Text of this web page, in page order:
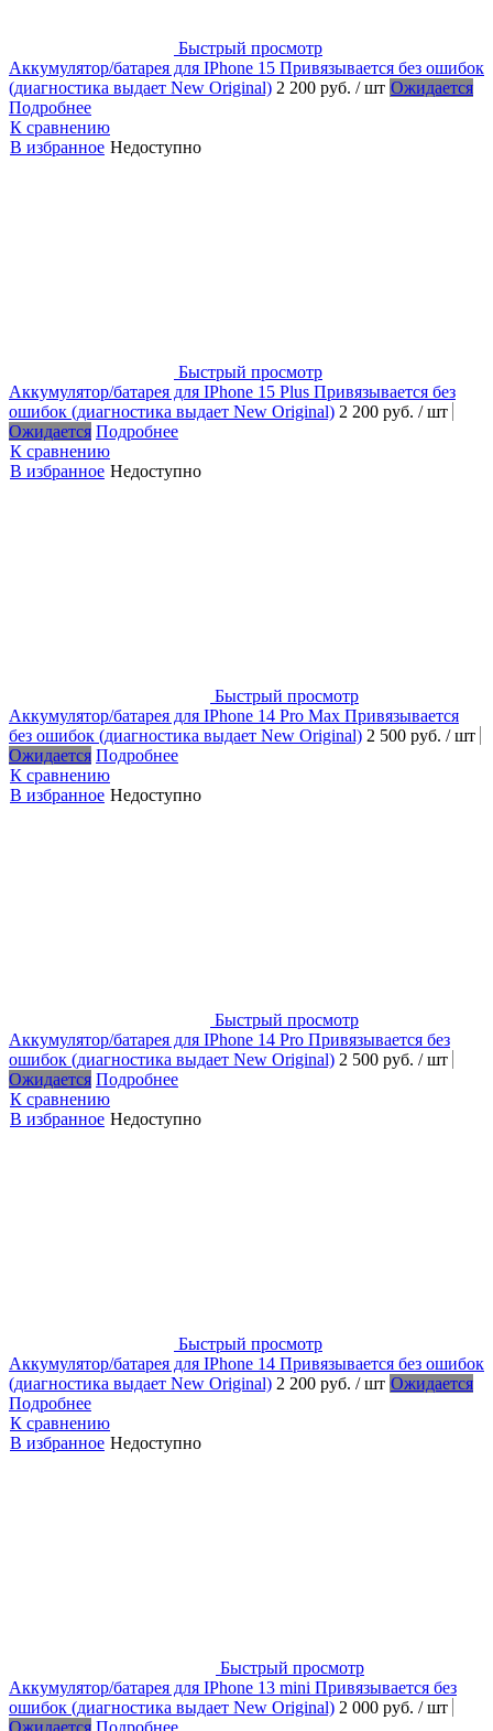
Быстрый просмотр
Аккумулятор/батарея для IPhone 15 Привязывается без ошибок
(диагностика выдает New Original) 2 200 руб. / шт Ожидается
Подробнее
К сравнению
В избранное Недоступно
Быстрый просмотр
Аккумулятор/батарея для IPhone 15 Plus Привязывается без
ошибок (диагностика выдает New Original) 2 200 руб. / шт
Ожидается Подробнее
К сравнению
В избранное Недоступно
Быстрый просмотр
Аккумулятор/батарея для IPhone 14 Pro Max Привязывается
без ошибок (диагностика выдает New Original) 2 500 руб. / шт
Ожидается Подробнее
К сравнению
В избранное Недоступно
Быстрый просмотр
Аккумулятор/батарея для IPhone 14 Pro Привязывается без
ошибок (диагностика выдает New Original) 2 500 руб. / шт
Ожидается Подробнее
К сравнению
В избранное Недоступно
Быстрый просмотр
Аккумулятор/батарея для IPhone 14 Привязывается без ошибок
(диагностика выдает New Original) 2 200 руб. / шт Ожидается
Подробнее
К сравнению
В избранное Недоступно
Быстрый просмотр
Аккумулятор/батарея для IPhone 13 mini Привязывается без
ошибок (диагностика выдает New Original) 2 000 руб. / шт